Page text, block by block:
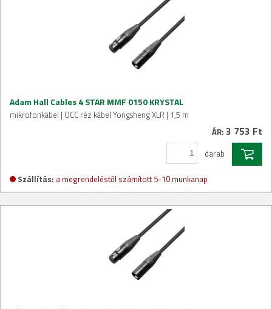
Adam Hall Cables 4 STAR MMF 0150 KRYSTAL
mikrofonkábel | OCC réz kábel Yongsheng XLR | 1,5 m
ÁR: 3 753 Ft
darab
Szállítás: a megrendeléstől számított 5-10 munkanap